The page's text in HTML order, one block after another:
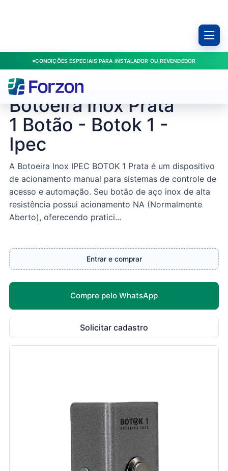
CONDIÇÕES ESPECIAIS PARA INSTALADOR OU REVENDEDOR
Produtos/Botoeiras/
IPEC / A2524-PRATA
Botoeira Inox Prata
1 Botão - Botok 1 -
Ipec
A Botoeira Inox IPEC BOTOK 1 Prata é um dispositivo
de acionamento manual para sistemas de controle de
acesso e automação. Seu botão de aço inox de alta
resistência possui acionamento NA (Normalmente
Aberto), oferecendo pratici...
Entrar e comprar
Compre pelo WhatsApp
Solicitar cadastro